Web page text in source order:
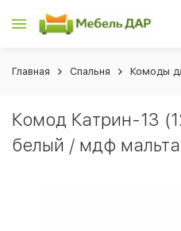
Главная Спальня Комоды
Комод Катрин-13
белый / мдф